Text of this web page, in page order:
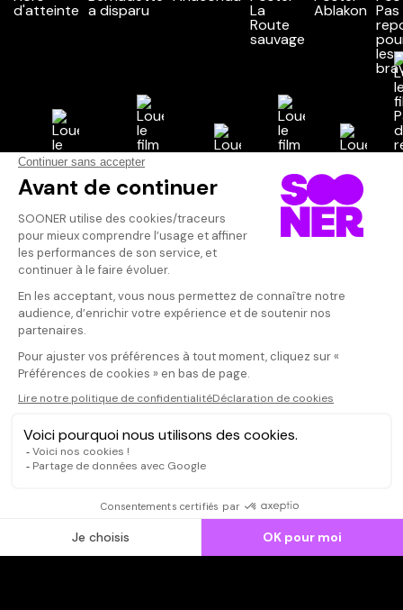
Vos avis
Donnez votre avis
Votre note
Votre commentaire
Il faut vous connecter pour
publier un avis
CONNEXION
Qui sommes-nous ?